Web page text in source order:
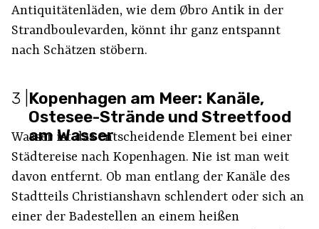
Antiquitätenläden, wie dem Øbro Antik in der
Strandboulevarden, könnt ihr ganz entspannt
nach Schätzen stöbern.
3 Kopenhagen am Meer: Kanäle,
Ostesee-Strände und Streetfood
am Wasser
Wasser ist das entscheidende Element bei einer
Städtereise nach Kopenhagen. Nie ist man weit
davon entfernt. Ob man entlang der Kanäle des
Stadtteils Christianshavn schlendert oder sich an
einer der Badestellen an einem heißen